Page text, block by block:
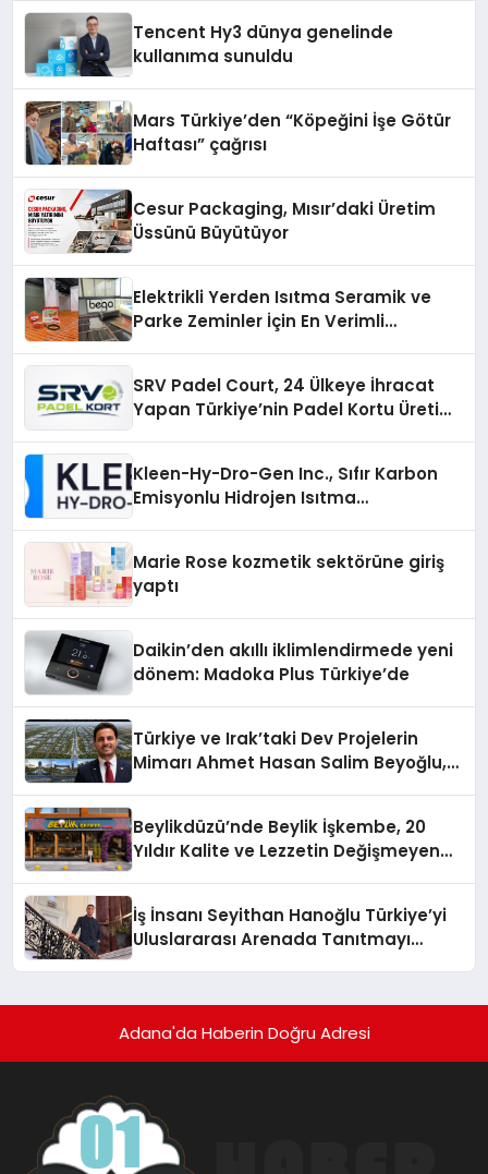
Tencent Hy3 dünya genelinde
kullanıma sunuldu
Mars Türkiye’den “Köpeğini İşe Götür
Haftası” çağrısı
Cesur Packaging, Mısır’daki Üretim
Üssünü Büyütüyor
Elektrikli Yerden Isıtma Seramik ve
Parke Zeminler İçin En Verimli
SRV Padel Court, 24 Ülkeye İhracat
Yapan Türkiye’nin Padel Kortu Üretim
Kleen-Hy-Dro-Gen Inc., Sıfır Karbon
Emisyonlu Hidrojen Isıtma
Marie Rose kozmetik sektörüne giriş
yaptı
Daikin’den akıllı iklimlendirmede yeni
dönem: Madoka Plus Türkiye’de
Türkiye ve Irak’taki Dev Projelerin
Mimarı Ahmet Hasan Salim Beyoğlu,
Hayata Geçirecek
Beylikdüzü’nde Beylik İşkembe, 20
Yıldır Kalite ve Lezzetin Değişmeyen
İş İnsanı Seyithan Hanoğlu Türkiye’yi
Uluslararası Arenada Tanıtmayı
Adana'da Haberin Doğru Adresi